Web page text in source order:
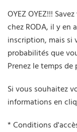
OYEZ OYEZ!!!
chez RODA, il y en
inscription, mais si
probabilités que
Prenez le temps
Si vous souhaitez
informations en
* Conditions